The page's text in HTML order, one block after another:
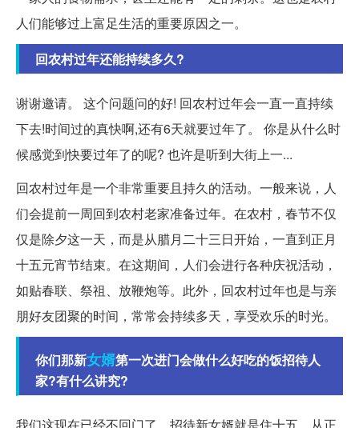
人们能够过上富足生活的重要原因之一。
回农村过年还能持续多久?
谢谢邀请。 这个问题问的好! 回农村过年会一直一直持续
下去!时间过的真快啊,还有6天就要过年了。 你是从什么时
候感觉到快要过年了的呢? 也许是听到大街上一...
回农村过年是一个非常重要且持久的活动。一般来说，人
们会提前一周回到农村老家准备过年。在农村，春节不仅
仅是除夕这一天，而是从腊月二十三日开始，一直到正月
十五元宵节结束。在这期间，人们会进行各种庆祝活动，
如贴春联、祭祖、放鞭炮等。此外，回农村过年也是与亲
朋好友团聚的时间，常常会持续多天，享受欢乐的时光。
你们那新女婿第一次进门会做什么好吃的饭招待人
家?有什么讲究?